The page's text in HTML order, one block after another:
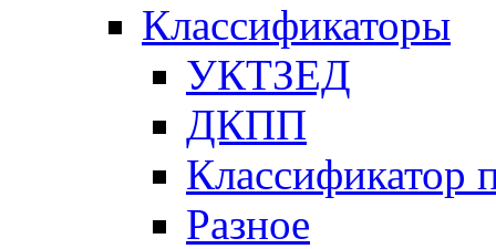
Классификаторы
УКТЗЕД
ДКПП
Классификатор
Разное